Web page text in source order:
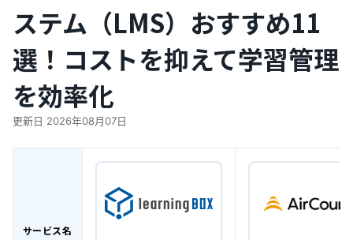
ステム（LMS）おすすめ11
選！コストを抑えて学習管理
を効率化
更新日 2026年08月07日
サービス名